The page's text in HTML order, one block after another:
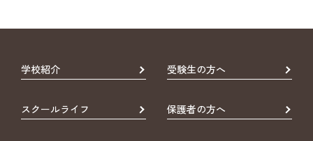
学校紹介 受験生の方へ
スクールライフ 保護者の方へ